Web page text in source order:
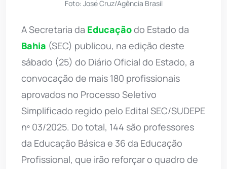
Foto: José Cruz/Agência Brasil
A Secretaria da Educaçãodo Estado da
Bahia (SEC) publicou, na edição deste
sábado (25) do Diário Oficial do Estado, a
convocação de mais 180 profissionais
aprovados no Processo Seletivo
Simplificado regido pelo Edital SEC/SUDEPE
nº 03/2025. Do total, 144 são professores
da Educação Básica e 36 da Educação
Profissional, que irão reforçar o quadro de